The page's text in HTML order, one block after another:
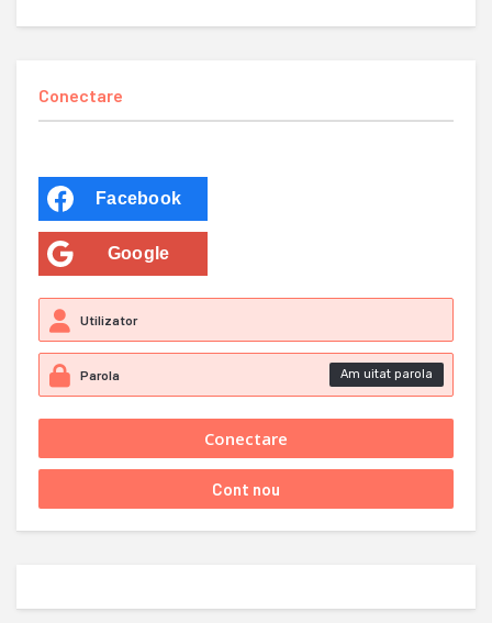
Conectare
Facebook
Google
Am uitat parola